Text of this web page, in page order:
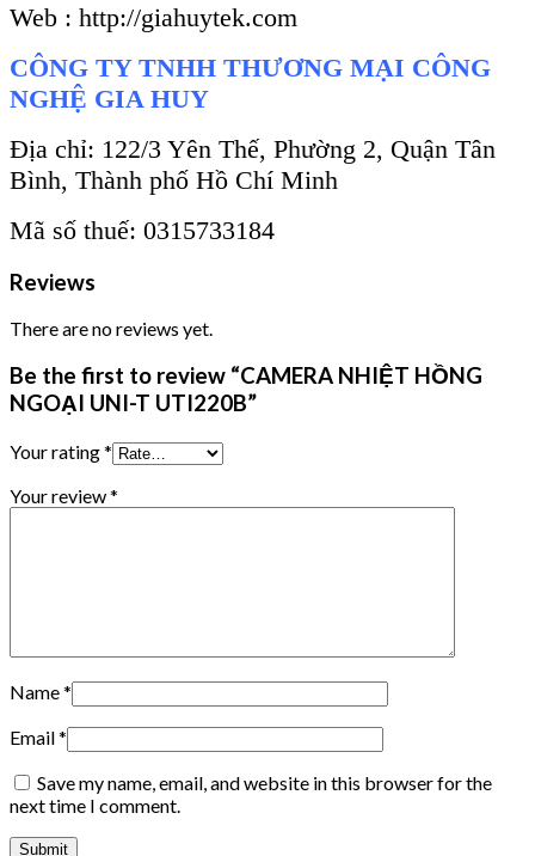
Web : http://giahuytek.com
CÔNG TY TNHH THƯƠNG MẠI CÔNG
NGHỆ GIA HUY
Địa chỉ: 122/3 Yên Thế, Phường 2, Quận Tân
Bình, Thành phố Hồ Chí Minh
Mã số thuế: 0315733184
Reviews
There are no reviews yet.
Be the first to review “CAMERA NHIỆT HỒNG
NGOẠI UNI-T UTI220B”
Your rating*
Your review*
Name*
Email*
Save my name, email, and website in this browser for the
next time I comment.